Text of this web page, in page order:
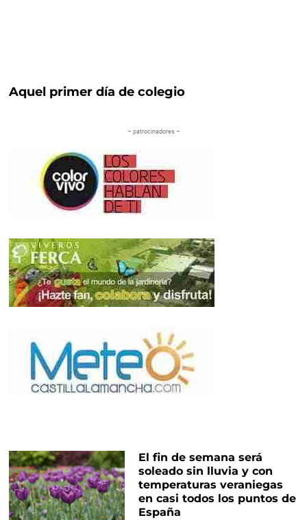
Aquel primer día de colegio
– patrocinadores –
El fin de semana será
soleado sin lluvia y con
temperaturas veraniegas
en casi todos los puntos de
España